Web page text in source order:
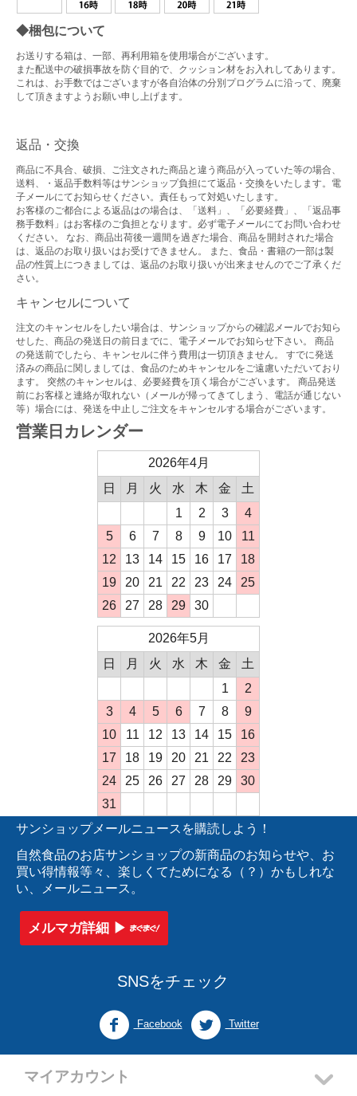
◆梱包について
お送りする箱は、一部、再利用箱を使用場合がございます。
また配送中の破損事故を防ぐ目的で、クッション材をお入れしてあります。
これは、お手数ではございますが各自治体の分別プログラムに沿って、廃棄
して頂きますようお願い申し上げます。
返品・交換
商品に不具合、破損、ご注文された商品と違う商品が入っていた等の場合、
送料、・返品手数料等はサンショップ負担にて返品・交換をいたします。電
子メールにてお知らせください。責任もって対処いたします。
お客様のご都合による返品はの場合は、「送料」、「必要経費」、「返品事
務手数料」はお客様のご負担となります。必ず電子メールにてお問い合わせ
ください。 なお、商品出荷後一週間を過ぎた場合、商品を開封された場合
は、返品のお取り扱いはお受けできません。 また、食品・書籍の一部は製
品の性質上につきましては、返品のお取り扱いが出来ませんのでご了承くだ
さい。
キャンセルについて
注文のキャンセルをしたい場合は、サンショップからの確認メールでお知ら
せした、商品の発送日の前日までに、電子メールでお知らせ下さい。 商品
の発送前でしたら、キャンセルに伴う費用は一切頂きません。 すでに発送
済みの商品に関しましては、食品のためキャンセルをご遠慮いただいており
ます。 突然のキャンセルは、必要経費を頂く場合がございます。 商品発送
前にお客様と連絡が取れない（メールが帰ってきてしまう、電話が通じない
等）場合には、発送を中止しご注文をキャンセルする場合がございます。
営業日カレンダー
2026年4月
日
月 火 水 木 金
土
1
2 3
4
5
6 7 8 9 10
11
12
13 14 15 16 17
18
19
20 21 22 23 24
25
26
27 28 29 30
2026年5月
日
月 火 水 木 金
土
1
2
3
4 5 6 7 8
9
10
11 12 13 14 15
16
17
18 19 20 21 22
23
24
25 26 27 28 29
30
31
サンショップメールニュースを購読しよう！
自然食品のお店サンショップの新商品のお知らせや、お
買い得情報等々、楽しくてためになる（？）かもしれな
い、メールニュース。
メルマガ詳細 ▶︎
SNSをチェック
Facebook Twitter
マイアカウント